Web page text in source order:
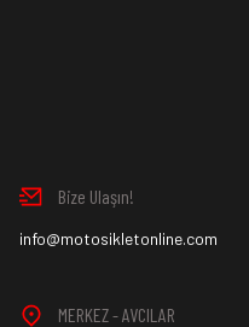
Aksi durum söz konusu
Bize Ulaşın!
info@motosikletonline.com
MERKEZ - AVCILAR